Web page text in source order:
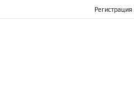
Регистрация